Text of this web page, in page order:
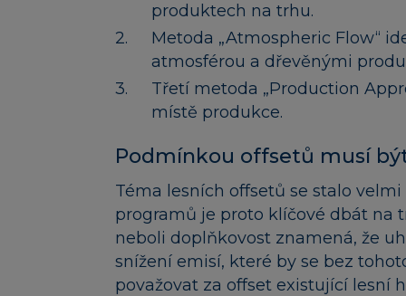
produktech na trhu.
Metoda „Atmospheric Flow“
atmosférou a dřevěnými
Třetí metoda „Production
místě produkce.
Podmínkou offsetů musí
Téma lesních offsetů se stalo
programů je proto klíčové dbát na
neboli doplňkovost znamená, že
snížení emisí, které by se bez
považovat za offset existující lesní